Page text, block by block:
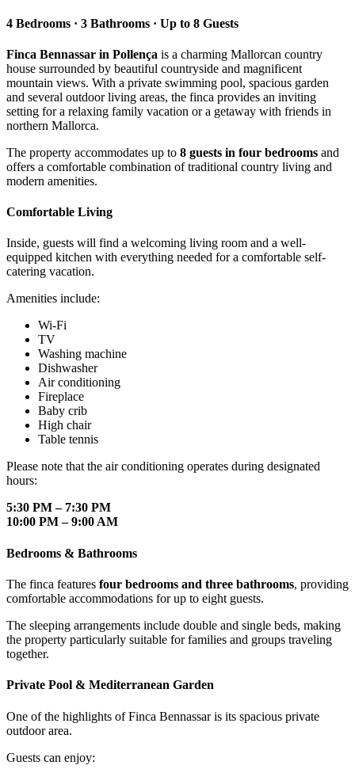
4 Bedrooms · 3 Bathrooms · Up to 8 Guests
Finca Bennassar in Pollença is a charming Mallorcan country
house surrounded by beautiful countryside and magnificent
mountain views. With a private swimming pool, spacious garden
and several outdoor living areas, the finca provides an inviting
setting for a relaxing family vacation or a getaway with friends in
northern Mallorca.
The property accommodates up to 8 guests in four bedrooms and
offers a comfortable combination of traditional country living and
modern amenities.
Comfortable Living
Inside, guests will find a welcoming living room and a well-
equipped kitchen with everything needed for a comfortable self-
catering vacation.
Amenities include:
Wi-Fi
TV
Washing machine
Dishwasher
Air conditioning
Fireplace
Baby crib
High chair
Table tennis
Please note that the air conditioning operates during designated
hours:
5:30 PM – 7:30 PM
10:00 PM – 9:00 AM
Bedrooms & Bathrooms
The finca features four bedrooms and three bathrooms, providing
comfortable accommodations for up to eight guests.
The sleeping arrangements include double and single beds, making
the property particularly suitable for families and groups traveling
together.
Private Pool & Mediterranean Garden
One of the highlights of Finca Bennassar is its spacious private
outdoor area.
Guests can enjoy: